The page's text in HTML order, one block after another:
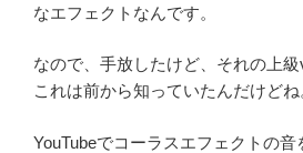
なエフェクトなんです。
なので、手放したけど、それの上級
これは前から知っていたんだけどね
YouTubeでコーラスエフェクトの